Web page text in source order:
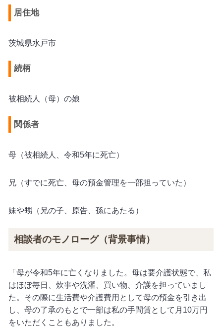
居住地
茨城県水戸市
続柄
被相続人（母）の娘
関係者
母（被相続人、令和5年に死亡）
兄（すでに死亡、母の預金管理を一部担っていた）
妹や甥（兄の子、原告、孫にあたる）
相談者のモノローグ（背景事情）
「母が令和5年に亡くなりました。母は要介護状態で、私
はほぼ毎日、炊事や洗濯、買い物、介護を担っていまし
た。その際に生活費や介護費用として母の預金を引き出
し、母の了承のもとで一部は私の手間賃として月10万円
をいただくこともありました。